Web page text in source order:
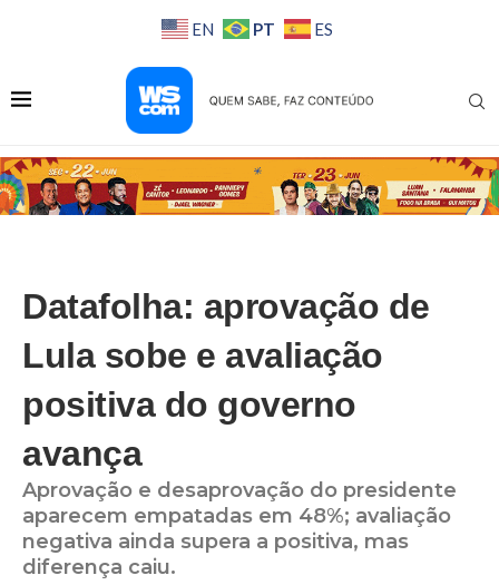
EN PT ES
Datafolha: aprovação de
Lula sobe e avaliação
positiva do governo
avança
Aprovação e desaprovação do presidente
aparecem empatadas em 48%; avaliação
negativa ainda supera a positiva, mas
diferença caiu.